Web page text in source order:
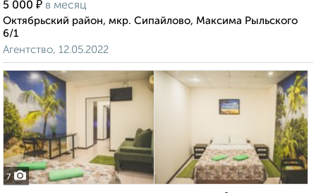
5 000 ₽ в месяц
Октябрьский район, мкр. Сипайлово, Максима Рыльского
6/1
Агентство, 12.05.2022
7